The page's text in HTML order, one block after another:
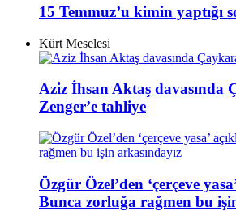
15 Temmuz’u kimin yaptığı
Kürt Meselesi
Aziz İhsan Aktaş davasında
Zenger’e tahliye
Özgür Özel’den ‘çerçeve
Bunca zorluğa rağmen bu